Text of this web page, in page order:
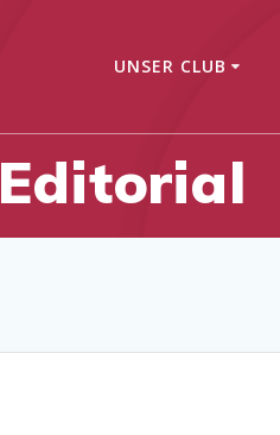
UNSER CLUB
Editorial